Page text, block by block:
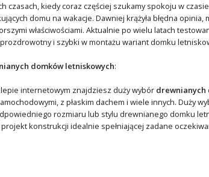
czasach, kiedy coraz częściej szukamy spokoju w
domu na wakacje. Dawniej krążyła błędna
właściwościami. Aktualnie po wielu latach
i szybki w montażu wariant domku
domków letniskowych:
internetowym znajdziesz duży wybór drewnianych
z płaskim dachem i wiele innych. Duży
rozmiaru lub stylu drewnianego domku
konstrukcji idealnie spełniającej zadane